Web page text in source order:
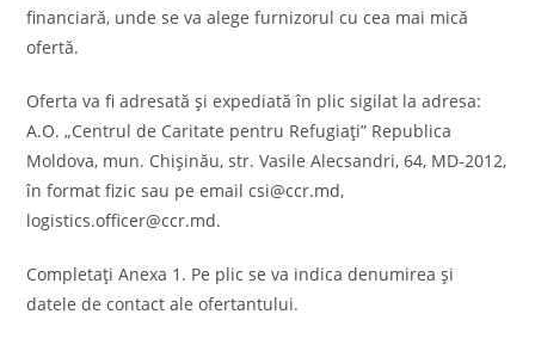
financiară, unde se va alege furnizorul cu cea mai mică
ofertă.
Oferta va fi adresată şi expediată în plic sigilat la adresa:
A.O. „Centrul de Caritate pentru Refugiați” Republica
Moldova, mun. Chișinău, str. Vasile Alecsandri, 64, MD-2012,
în format fizic sau pe email csi@ccr.md,
logistics.officer@ccr.md.
Completați Anexa 1. Pe plic se va indica denumirea și
datele de contact ale ofertantului.